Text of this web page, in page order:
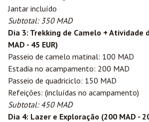
Jantar incluído
Subtotal: 350 MAD
Dia 3: Trekking de Camelo + Atividade
MAD - 45 EUR)
Passeio de camelo matinal: 100 MAD
Estadia no acampamento: 200 MAD
Passeio de quadriciclo: 150 MAD
Refeições: (incluídas no acampamento)
Subtotal: 450 MAD
Dia 4: Lazer e Exploração (200 MAD -